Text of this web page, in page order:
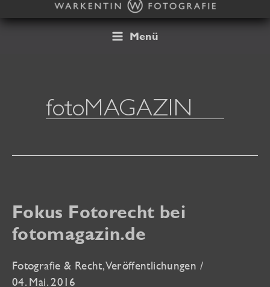
Inhalt
Menü
fotoMAGAZIN
Fokus Fotorecht bei
fotomagazin.de
Fotografie & Recht,Veröffentlichungen /
04. Mai. 2016